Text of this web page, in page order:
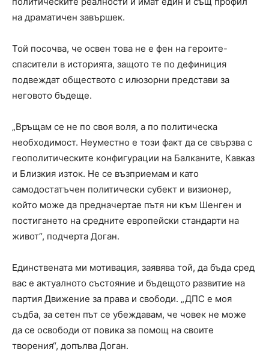
на драматичен завършек.
Той посочва, че освен това не е фен на героите-
спасители в историята, защото те по дефиниция
подвеждат обществото с илюзорни представи за
неговото бъдеще.
„Връщам се не по своя воля, а по политическа
необходимост. Неуместно е този факт да се свързва с
геополитическите конфигурации на Балканите, Кавказ
и Близкия изток. Не се възприемам и като
самодостатъчен политически субект и визионер,
който може да предначертае пътя ни към Шенген и
постигането на средните европейски стандарти на
живот“, подчерта Доган.
Единствената ми мотивация, заявява той, да бъда сред
вас е актуалното състояние и бъдещото развитие на
партия Движение за права и свободи. „ДПС е моя
съдба, за сетен път се убеждавам, че човек не може
да се освободи от повика за помощ на своите
творения“, допълва Доган.